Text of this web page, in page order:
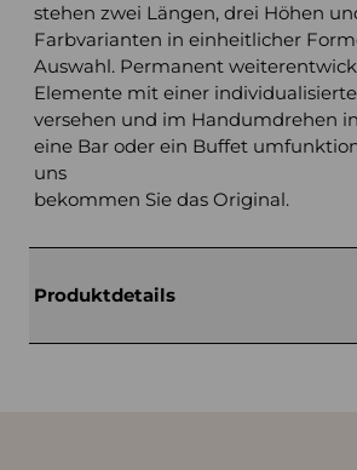
stehen zwei Längen, drei Höhen
Farbvarianten in einheitlicher
Auswahl. Permanent
Elemente mit einer
versehen und im Handumdrehen
eine Bar oder ein Buffet
uns
bekommen Sie das Original.
Produktdetails